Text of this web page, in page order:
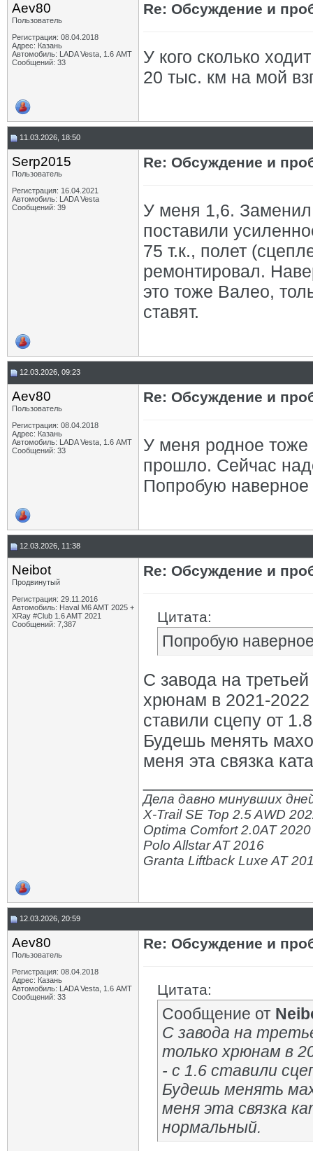
Aev80
Пользователь
Регистрация: 08.04.2018
Адрес: Казань
Автомобиль: LADA Vesta, 1.6 АМТ
Сообщений: 33
Re: Обсуждение и
У кого сколько
20 тыс. км на мой
11.03.2026, 18:50
Serp2015
Пользователь
Регистрация: 16.04.2021
Автомобиль: LADA Vesta
Сообщений: 39
Re: Обсуждение и
У меня 1,6. Заменил
поставили
75 т.к., полет
ремонтировал.
это тоже Валео,
ставят.
12.03.2026, 09:23
Aev80
Пользователь
Регистрация: 08.04.2018
Адрес: Казань
Автомобиль: LADA Vesta, 1.6 АМТ
Сообщений: 33
Re: Обсуждение и
У меня родное тоже
прошло. Сейчас
Попробую наверное
12.03.2026, 11:38
Neibot
Продвинутый
Регистрация: 29.11.2016
Автомобиль: Haval M6 AMT 2025 +
XRay #Club 1.6 AMT 2021
Сообщений: 7,387
Re: Обсуждение и
Цитата:
Попробую
С завода на
хрюнам в 2021-
ставили сцепу от
Будешь менять
меня эта связка
Дела давно минувших
X-Trail SE Top 2.5 AWD
Optima Comfort 2.0AT 2020
Polo Allstar AT 2016
Granta Liftback Luxe AT
12.03.2026, 20:59
Aev80
Пользователь
Регистрация: 08.04.2018
Адрес: Казань
Автомобиль: LADA Vesta, 1.6 АМТ
Сообщений: 33
Re: Обсуждение и
Цитата:
Сообщение от
С завода на
только хрюнам в
- с 1.6 ставили
Будешь менять
меня эта связка
нормальный.